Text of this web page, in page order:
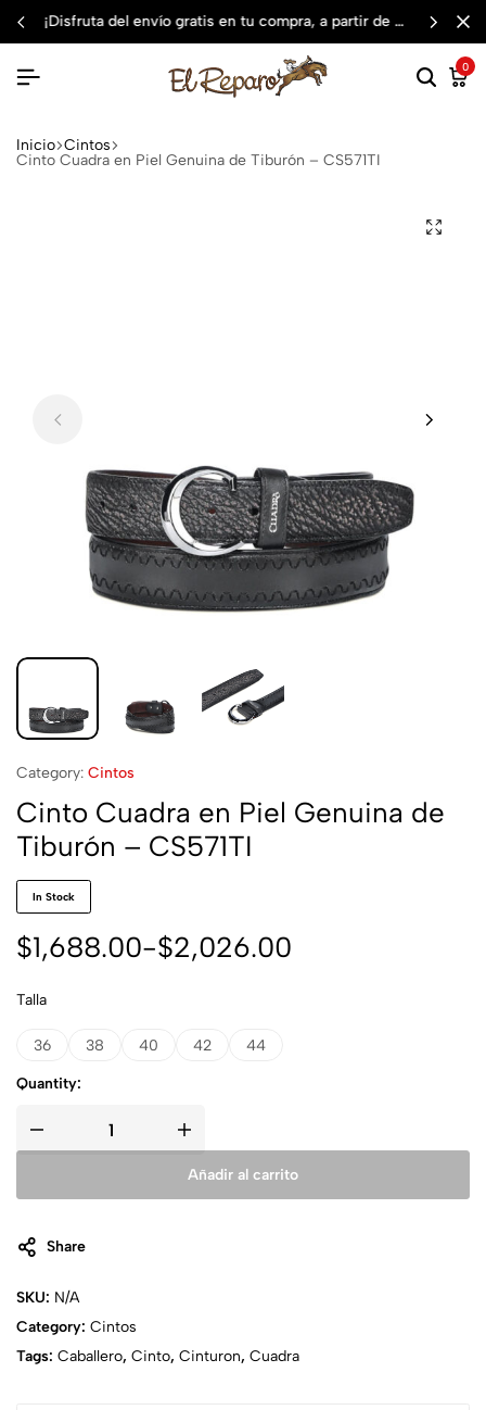
¡disfruta del envío gratis en tu compra, a partir de $3,000 mxn
0
Inicio Cintos
Cinto Cuadra en Piel Genuina de Tiburón – CS571TI
Category: Cintos
Cinto Cuadra en Piel Genuina de
Tiburón – CS571TI
In Stock
$1,688.00-$2,026.00
Talla
36 38 40 42 44
Quantity:
Añadir al carrito
Share
SKU: N/A
Category: Cintos
Tags: Caballero, Cinto, Cinturon, Cuadra